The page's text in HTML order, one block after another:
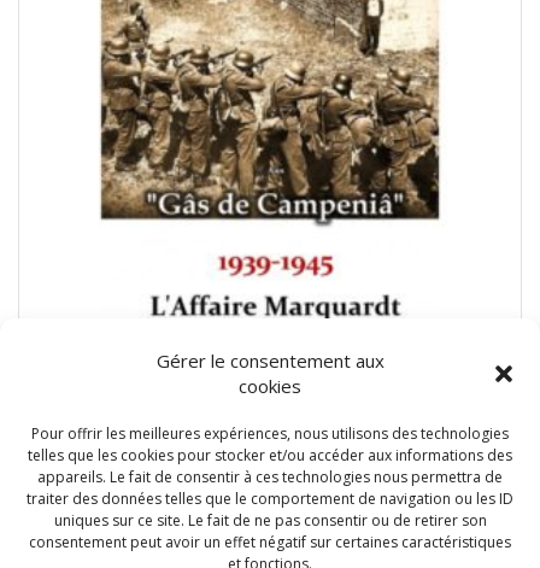
Gérer le consentement aux
cookies
Pour offrir les meilleures expériences, nous utilisons des technologies
telles que les cookies pour stocker et/ou accéder aux informations des
appareils. Le fait de consentir à ces technologies nous permettra de
traiter des données telles que le comportement de navigation ou les ID
uniques sur ce site. Le fait de ne pas consentir ou de retirer son
consentement peut avoir un effet négatif sur certaines caractéristiques
et fonctions.
Guerre 39-45 (1)